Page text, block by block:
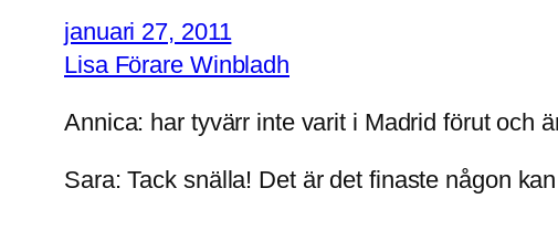
januari 27, 2011
Lisa Förare Winbladh
Annica: har tyvärr inte varit i Madrid förut och
Sara: Tack snälla! Det är det finaste någon